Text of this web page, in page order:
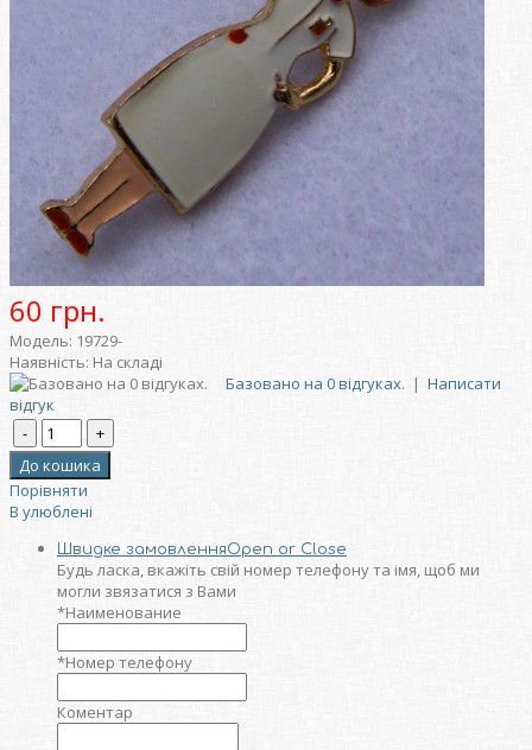
60 грн.
Модель: 19729-
Наявність: На складі
Базовано на 0 відгуках. | Написати
відгук
Порівняти
В улюблені
Швидке замовленняOpen or Close
Будь ласка, вкажіть свій номер телефону та iмя, щоб ми
могли звязатися з Вами
*Наименование
*Номер телефону
Коментар